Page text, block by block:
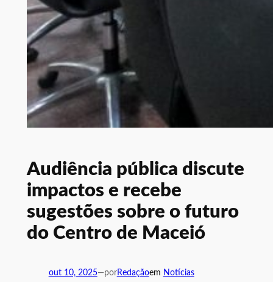
Audiência pública discute
impactos e recebe
sugestões sobre o futuro
do Centro de Maceió
out 10, 2025—porRedaçãoem Notícias